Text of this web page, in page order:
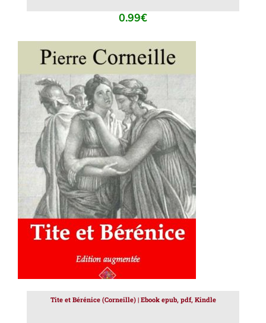
0.99€
AJOUTER AU PANIER / DÉTAILS
Tite et Bérénice (Corneille) | Ebook epub, pdf, Kindle